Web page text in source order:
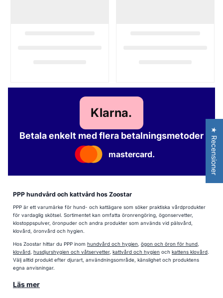
Klarna.
Betala enkelt med flera betalningsmetoder
mastercard.
PPP hundvård och kattvård hos Zoostar
PPP är ett varumärke för hund- och kattägare som söker praktiska vårdprodukter
för vardaglig skötsel. Sortimentet kan omfatta öronrengöring, ögonservetter,
klostoppspulver, öronpuder och andra produkter som används vid pälsvård,
klovård, öronvård och hygien.
Hos Zoostar hittar du PPP inom hundvård och hygien, ögon och öron för hund,
klovård, husdjurshygien och våtservetter, kattvård och hygien och kattens klovård.
Välj alltid produkt efter djurart, användningsområde, känslighet och produktens
egna anvisningar.
Läs mer
★ Recensioner